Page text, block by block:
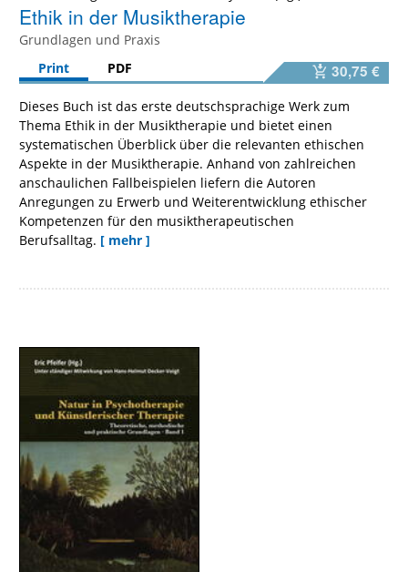
Ethik in der Musiktherapie
Grundlagen und Praxis
Print
PDF 30,75 €
Dieses Buch ist das erste deutschsprachige Werk zum
Thema Ethik in der Musiktherapie und bietet einen
systematischen Überblick über die relevanten ethischen
Aspekte in der Musiktherapie. Anhand von zahlreichen
anschaulichen Fallbeispielen liefern die Autoren
Anregungen zu Erwerb und Weiterentwicklung ethischer
Kompetenzen für den musiktherapeutischen
Berufsalltag. [ mehr ]